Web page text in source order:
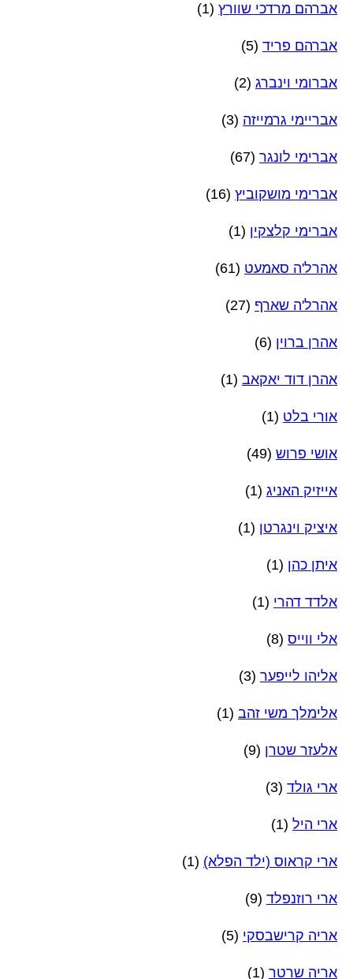
אברהם מרדכי שוורץ (1)
אברהם פריד (5)
אברומי וינברג (2)
אבריימי גרמייזה (3)
אברימי לונגר (67)
אברימי מושקוביץ (16)
אברימי קלצקין (1)
אהרל'ה סאמעט (61)
אהרל'ה שארף (27)
אהרן ברוין (6)
אהרן דוד יאקאב (1)
אורי בלט (1)
אושי פרוש (49)
אייזיק האניג (1)
איציק וינגרטן (1)
איתן כהן (1)
אלדד דהרי (1)
אלי ווייס (8)
אליהו לייפער (3)
אלימלך משי זהב (1)
אלעזר שטרן (9)
ארי גולד (3)
ארי היל (1)
ארי קראוס (ילד הפלא) (1)
ארי רוזנפלד (9)
אריה קרישבסקי (5)
אריה שרטר (1)